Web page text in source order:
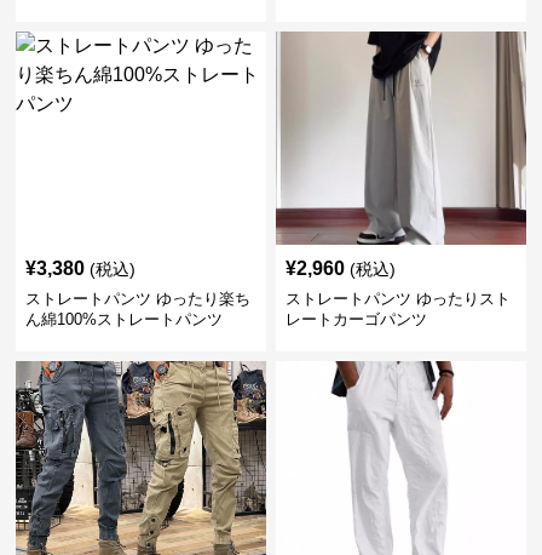
¥3,380 (税込)
ストレートパンツ ゆったり楽ち
ん綿100%ストレートパンツ
¥2,960 (税込)
ストレートパンツ ゆったりスト
レートカーゴパンツ